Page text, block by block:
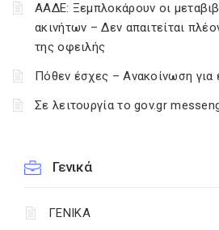
ΑΑΔΕ: Ξεμπλοκάρουν οι
ακινήτων – Δεν απαιτείται
της οφειλής
Πόθεν έσχες – Ανακοίνωση για
Σε λειτουργία το gov.gr
Γενικά
ΓΕΝΙΚΑ